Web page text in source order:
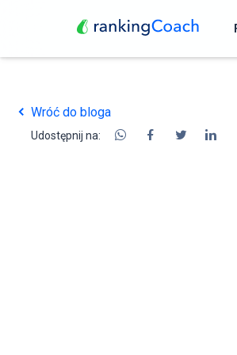
Wróć do bloga
Udostępnij na: